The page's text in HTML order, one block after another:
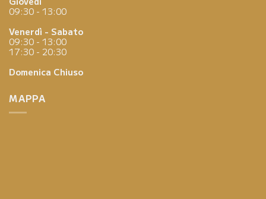
09:30 - 13:00
Venerdì - Sabato
09:30 - 13:00
17:30 - 20:30
Domenica Chiuso
MAPPA